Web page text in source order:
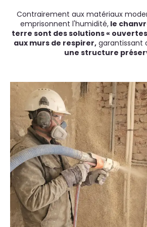
Contrairement aux matériaux
emprisonnent l'humidité, le
terre sont des solutions «
aux murs de respirer, garantissant
une structure